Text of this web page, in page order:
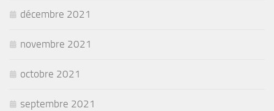
décembre 2021
novembre 2021
octobre 2021
septembre 2021